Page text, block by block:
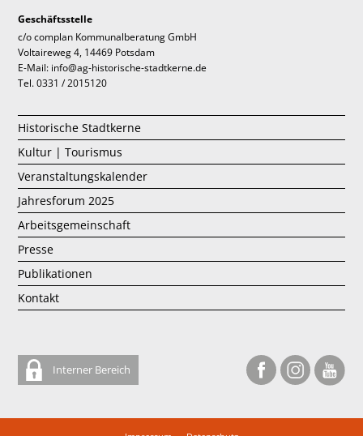
Geschäftsstelle
c/o complan Kommunalberatung GmbH
Voltaireweg 4, 14469 Potsdam
E-Mail: info@ag-historische-stadtkerne.de
Tel. 0331 / 2015120
Historische Stadtkerne
Kultur | Tourismus
Veranstaltungskalender
Jahresforum 2025
Arbeitsgemeinschaft
Presse
Publikationen
Kontakt
Interner Bereich